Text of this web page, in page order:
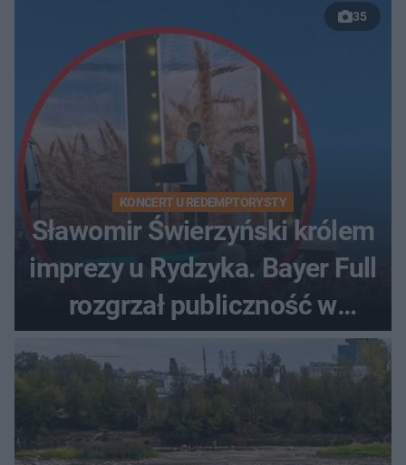
35
KONCERT U REDEMPTORYSTY
Sławomir Świerzyński królem
imprezy u Rydzyka. Bayer Full
rozgrzał publiczność w
Toruniu